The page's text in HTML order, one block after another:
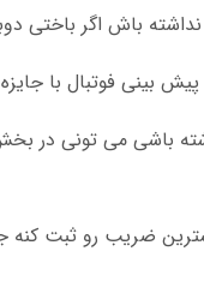
باش اگر باختی
پیش بینی فوتبال با
باشی می تونی در